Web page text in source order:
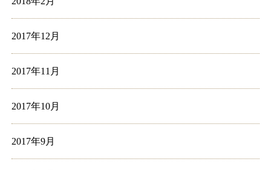
2017年12月
2017年11月
2017年10月
2017年9月